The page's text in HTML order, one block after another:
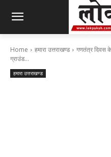
Home हमारा उत्तराखण्ड
गणतंत्र दिवस
ग्राउंड...
हमारा उत्तराखण्ड